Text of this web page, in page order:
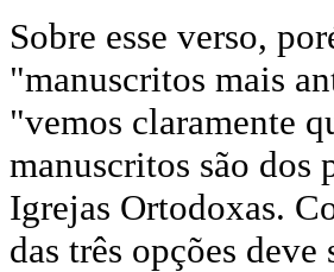
Sobre esse verso,
"manuscritos mais
"vemos claramente
manuscritos são dos
Igrejas Ortodoxas.
das três opções